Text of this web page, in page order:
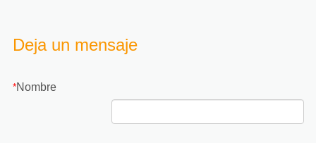
Deja un mensaje
*Nombre